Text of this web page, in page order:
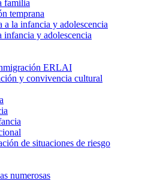
familia
temprana
a la infancia y adolescencia
infancia y adolescencia
ERLAI
y convivencia cultural
de situaciones de riesgo
numerosas